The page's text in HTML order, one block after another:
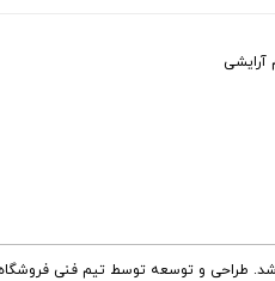
آرایشی
طراحی و توسعه توسط تیم فنی